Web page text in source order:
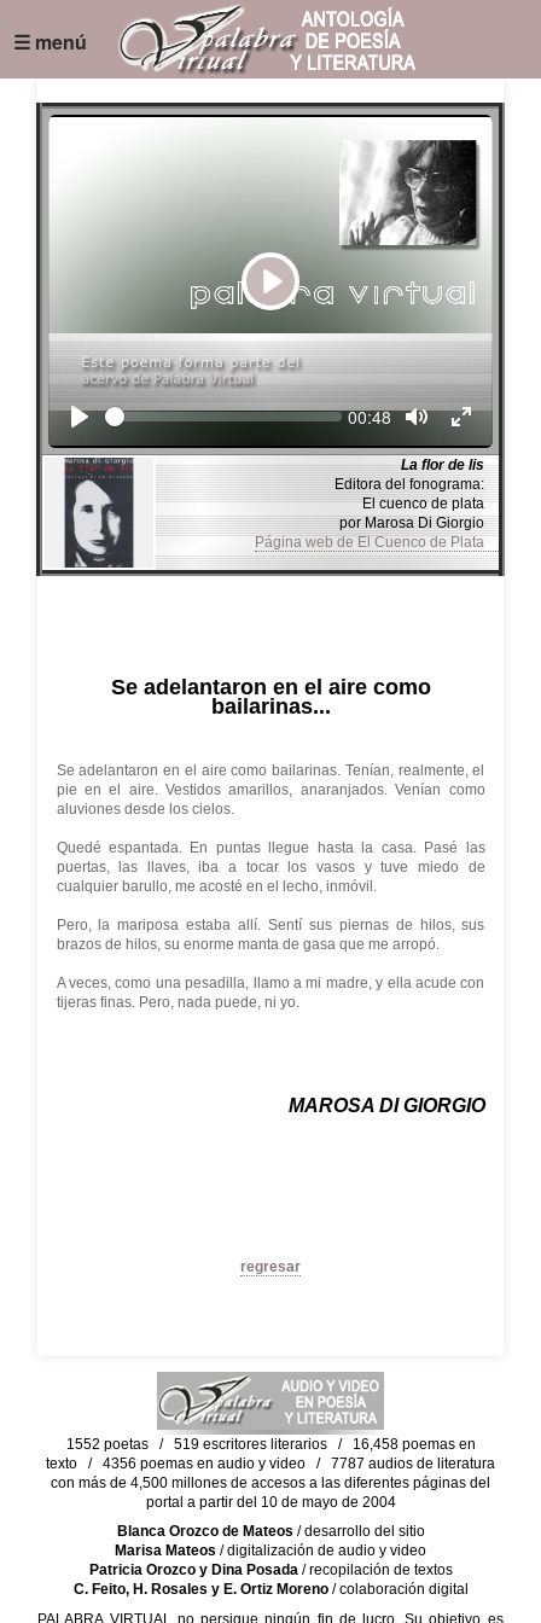
☰ menú
Play
Seek Current
00:48
La flor de lis
Editora del fonograma:
El cuenco de plata
por Marosa Di Giorgio
Página web de El Cuenco de Plata
Se adelantaron en el aire como
bailarinas...
Se adelantaron en el aire como bailarinas. Tenían, realmente, el
pie en el aire. Vestidos amarillos, anaranjados. Venían como
aluviones desde los cielos.
Quedé espantada. En puntas llegue hasta la casa. Pasé las
puertas, las llaves, iba a tocar los vasos y tuve miedo de
cualquier barullo, me acosté en el lecho, inmóvil.
Pero, la mariposa estaba allí. Sentí sus piernas de hilos, sus
brazos de hilos, su enorme manta de gasa que me arropó.
A veces, como una pesadilla, llamo a mi madre, y ella acude con
tijeras finas. Pero, nada puede, ni yo.
MAROSA DI GIORGIO
regresar
1552 poetas / 519 escritores literarios / 16,458 poemas en
texto / 4356 poemas en audio y video / 7787 audios de literatura
con más de 4,500 millones de accesos a las diferentes páginas del
portal a partir del 10 de mayo de 2004
Blanca Orozco de Mateos / desarrollo del sitio
Marisa Mateos / digitalización de audio y video
Patricia Orozco y Dina Posada/ recopilación de textos
C. Feito, H. Rosales y E. Ortiz Moreno/ colaboración digital
PALABRA VIRTUAL no persigue ningún fin de lucro. Su objetivo es